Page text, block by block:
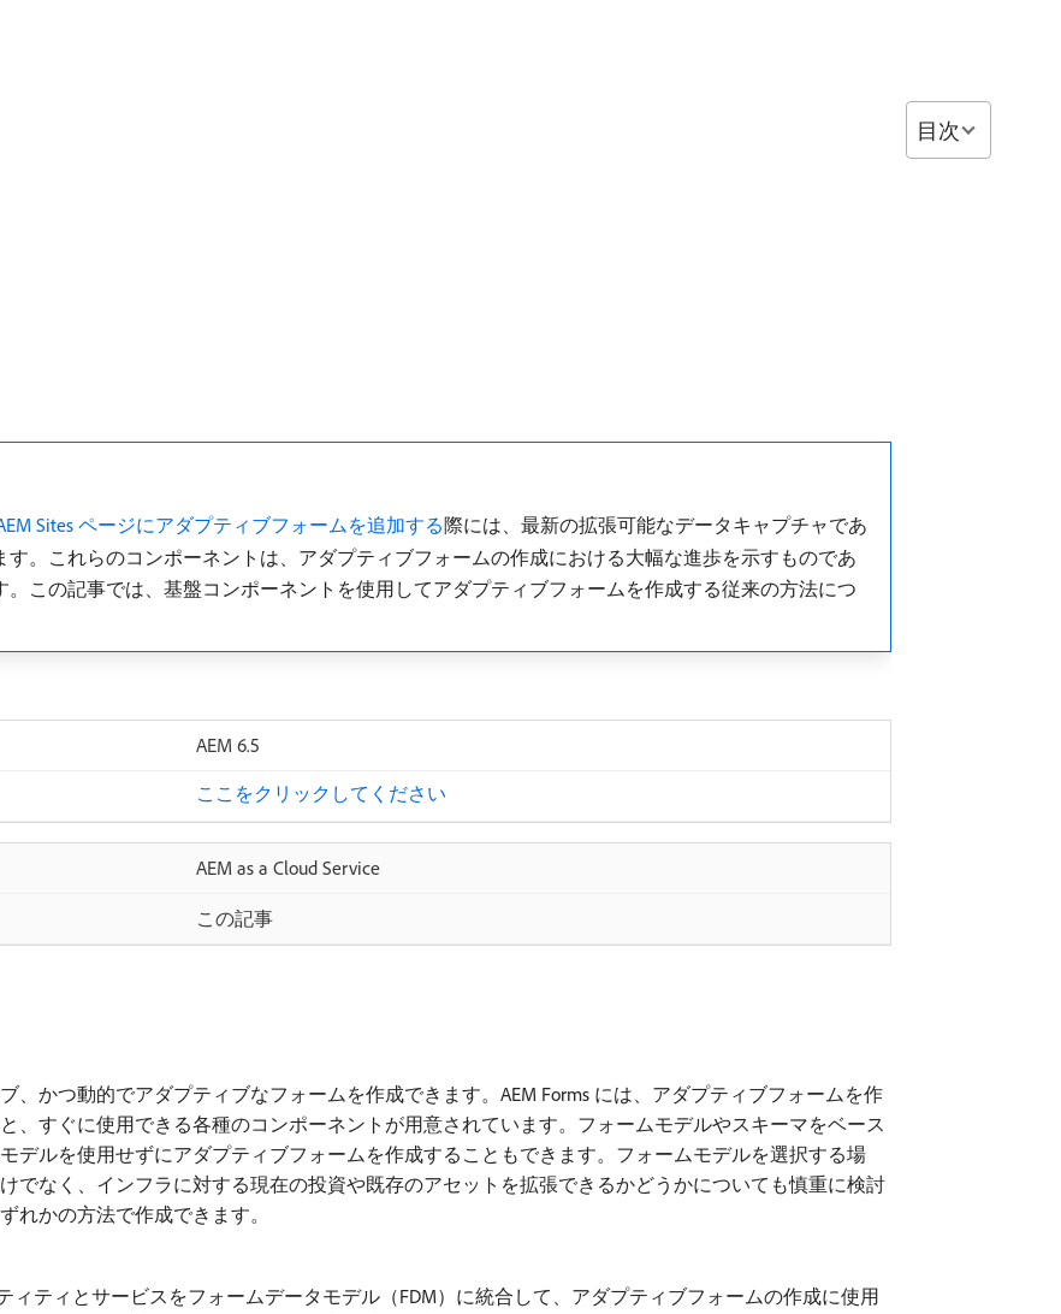
Sites ページにアダプティブフォームを追加する際には、最新の拡張可能なデータキャプチャであ
す。これらのコンポーネントは、アダプティブフォームの作成における大幅な進歩を示すものであ
この記事では、基盤コンポーネントを使用してアダプティブフォームを作成する従来の方法につ
AEM 6.5
ここをクリックしてください
AEM as a Cloud Service
この記事
かつ動的でアダプティブなフォームを作成できます。AEM Forms には、アダプティブフォームを作
、すぐに使用できる各種のコンポーネントが用意されています。フォームモデルやスキーマをベース
デルを使用せずにアダプティブフォームを作成することもできます。フォームモデルを選択する場
でなく、インフラに対する現在の投資や既存のアセットを拡張できるかどうかについても慎重に検討
れかの方法で作成できます。
ィティとサービスをフォームデータモデル（FDM）に統合して、アダプティブフォームの作成に使用
目次